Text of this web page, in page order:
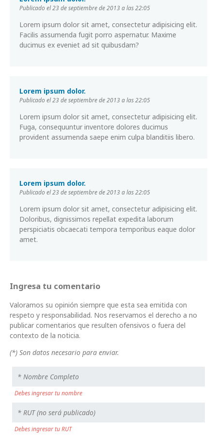
Publicado el 23 de septiembre de 2013 a las 22:05
Lorem ipsum dolor sit amet, consectetur adipisicing elit.
Facilis assumenda fugit porro aspernatur. Maxime
ducimus ex eveniet ad sit quibusdam?
Lorem ipsum dolor.
Publicado el 23 de septiembre de 2013 a las 22:05
Lorem ipsum dolor sit amet, consectetur adipisicing elit.
Fuga, consequuntur inventore dolores ducimus
provident assumenda saepe enim culpa blanditiis libero.
Lorem ipsum dolor.
Publicado el 23 de septiembre de 2013 a las 22:05
Lorem ipsum dolor sit amet, consectetur adipisicing elit.
Doloribus, dignissimos repellat expedita laborum
perspiciatis obcaecati tempora temporibus eaque dolor
amet.
Ingresa tu comentario
Valoramos su opinión siempre que esta sea emitida con
respeto y responsabilidad. Nos reservamos el derecho a no
publicar comentarios que resulten ofensivos o fuera del
contexto de la noticia.
(*) Son datos necesario para enviar.
Debes ingresar tu nombre
Debes ingresar tu RUT